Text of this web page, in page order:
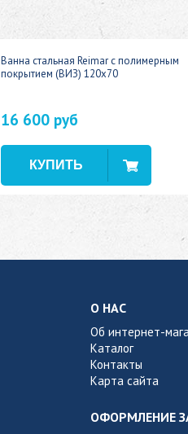
Ванна стальная Reimar с полимерным
покрытием (ВИЗ) 120x70
16 600 руб
О НАС
Об интернет-
Каталог
Контакты
Карта сайта
ОФОРМЛЕНИЕ